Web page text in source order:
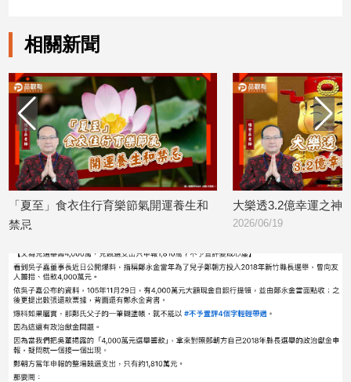
食
座/
命
理
消
費
健
康/
親
子/
情
藝
術
／
文
創
／
相關新聞
開運養生和 大樂透3.2億幸運之神要找您!
2026